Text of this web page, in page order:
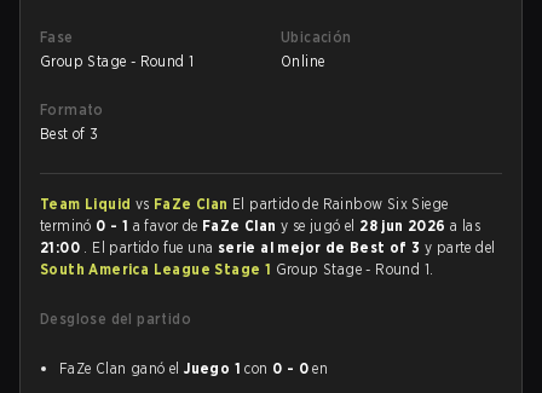
Fase
Group Stage - Round 1
Ubicación
Online
Formato
Best of 3
Team Liquid vs FaZe Clan El partido de Rainbow Six Siege
terminó 0 - 1 a favor de FaZe Clany se jugó el 28 jun 2026a las
21:00 . El partido fue una serie al mejor de Best of 3y parte del
South America League Stage 1 Group Stage - Round 1.
Desglose del partido
FaZe Clan ganó elJuego 1 con 0 - 0 en